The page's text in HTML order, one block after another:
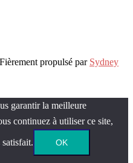
propulsé par Sydney
garantir la meilleure
continuez à utiliser ce site,
satisfait. OK